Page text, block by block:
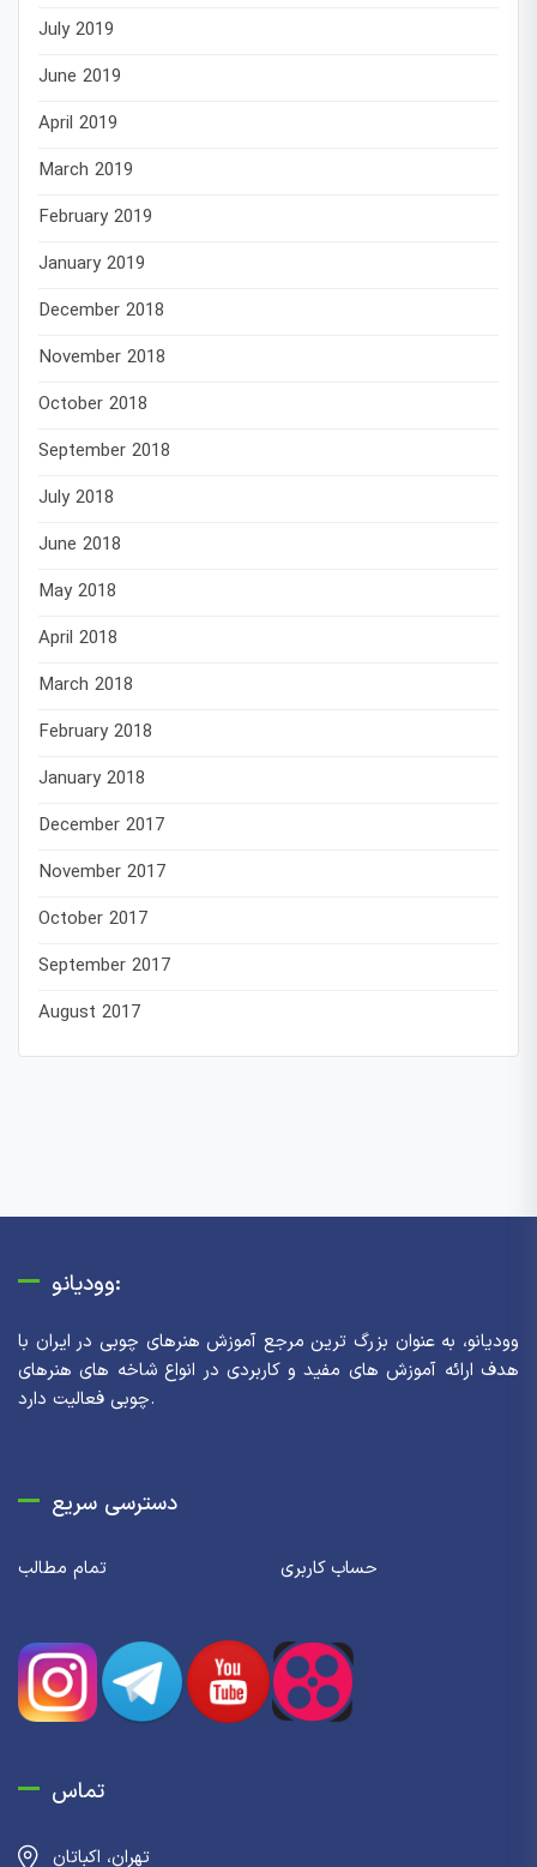
July 2019
June 2019
April 2019
March 2019
February 2019
January 2019
December 2018
November 2018
October 2018
September 2018
July 2018
June 2018
May 2018
April 2018
March 2018
February 2018
January 2018
December 2017
November 2017
October 2017
September 2017
August 2017
وودیانو:
وودیانو، به عنوان بزرگ ترین مرجع آموزش هنرهای چوبی در ایران با
هدف ارائه آموزش های مفید و کاربردی در انواع شاخه های هنرهای
چوبی فعالیت دارد.
دسترسی سریع
تمام مطالب حساب کاربری
تماس
تهران، اکباتان